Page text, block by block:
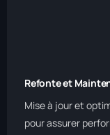
Refonte et
Mise à jour et
pour assurer